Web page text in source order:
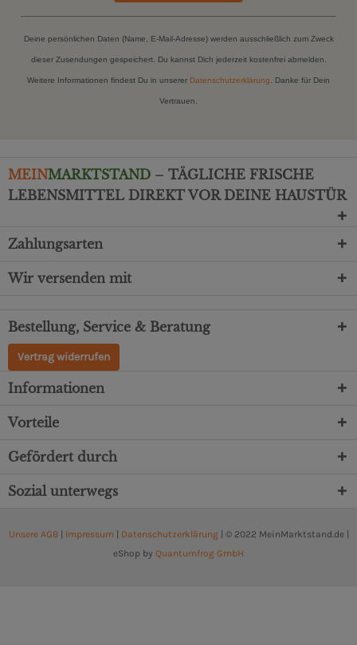
Deine persönlichen Daten (Name, E-Mail-Adresse) werden ausschließlich zum Zweck
dieser Zusendungen gespeichert. Du kannst Dich jederzeit kostenfrei abmelden.
Weitere Informationen findest Du in unserer Datenschutzerklärung . Danke für Dein
Vertrauen.
MEINMARKTSTAND – TÄGLICHE FRISCHE
LEBENSMITTEL DIREKT VOR DEINE HAUSTÜR
Zahlungsarten
Wir versenden mit
Bestellung, Service & Beratung
Vertrag widerrufen
Informationen
Vorteile
Gefördert durch
Sozial unterwegs
Unsere AGB| Impressum Datenschutzerklärung| © 2022 MeinMarktstand.de |
eShop by Quantumfrog GmbH